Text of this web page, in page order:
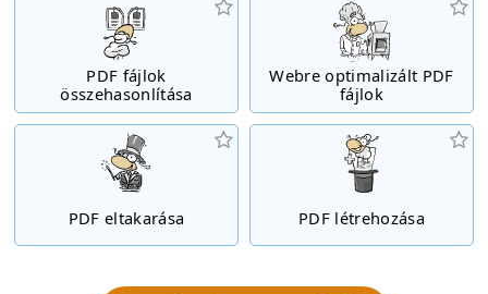
PDF fájlok
összehasonlítása
Webre optimalizált PDF
fájlok
PDF eltakarása PDF létrehozása